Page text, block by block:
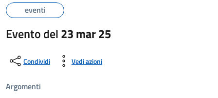
eventi
Evento del23 mar 25
Condividi Vedi azioni
Argomenti